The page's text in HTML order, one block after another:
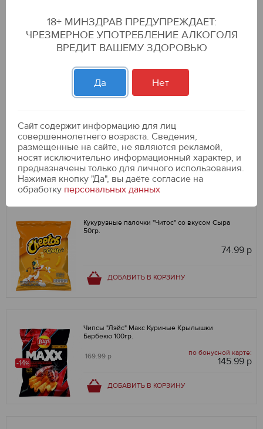
пикантном соусе 93гр.
159.99 р по бонусной карте:
139.99 р
ДОБАВИТЬ В КОРЗИНУ
Кетчупа 50гр.
ДОБАВИТЬ В КОРЗИНУ
Кукурузные палочки "Читос" со вкусом Сыра
50гр.
74.99 р
ДОБАВИТЬ В КОРЗИНУ
-14%
Чипсы "Лэйс" Макс Куриные Крылышки
Барбекю 100гр.
169.99 р по бонусной карте:
145.99 р
ДОБАВИТЬ В КОРЗИНУ
18+ МИНЗДРАВ ПРЕДУПРЕЖДАЕТ:
ЧРЕЗМЕРНОЕ УПОТРЕБЛЕНИЕ АЛКОГОЛЯ
ВРЕДИТ ВАШЕМУ ЗДОРОВЬЮ
Да Нет
Сайт содержит информацию для лиц
совершеннолетнего возраста. Сведения,
размещенные на сайте, не являются рекламой,
носят исключительно информационный характер, и
предназначены только для личного использования.
Нажимая кнопку "Да", вы даёте cогласие на
обработку персональных данных